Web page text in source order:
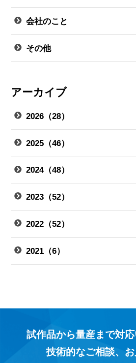
会社のこと
その他
アーカイブ
2026（28）
2025（46）
2024（48）
2023（52）
2022（52）
2021（6）
試作品から量産まで対応
技術的なご相談、